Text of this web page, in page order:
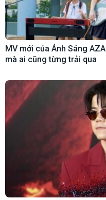
MV mới của Ánh Sáng
mà ai cũng từng trải qua